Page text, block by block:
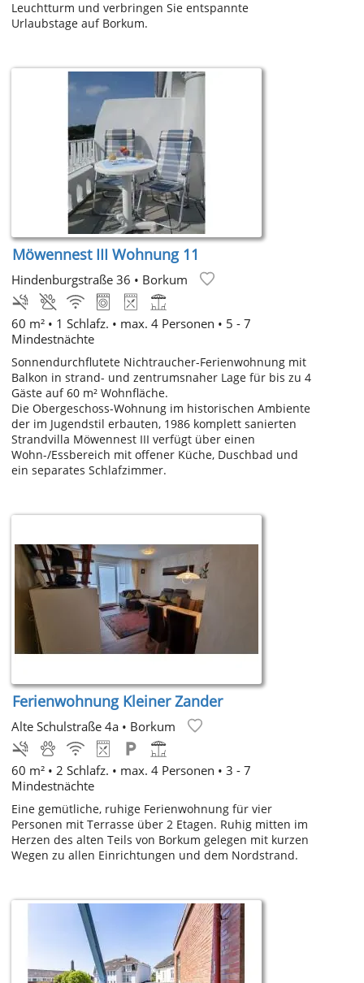
Leuchtturm und verbringen Sie entspannte
Urlaubstage auf Borkum.
Möwennest III Wohnung 11
Hindenburgstraße 36 • Borkum
60 m² • 1 Schlafz. • max. 4 Personen • 5 - 7
Mindestnächte
Sonnendurchflutete Nichtraucher-Ferienwohnung mit
Balkon in strand- und zentrumsnaher Lage für bis zu 4
Gäste auf 60 m² Wohnfläche.
Die Obergeschoss-Wohnung im historischen Ambiente
der im Jugendstil erbauten, 1986 komplett sanierten
Strandvilla Möwennest III verfügt über einen
Wohn-/Essbereich mit offener Küche, Duschbad und
ein separates Schlafzimmer.
Ferienwohnung Kleiner Zander
Alte Schulstraße 4a • Borkum
60 m² • 2 Schlafz. • max. 4 Personen • 3 - 7
Mindestnächte
Eine gemütliche, ruhige Ferienwohnung für vier
Personen mit Terrasse über 2 Etagen. Ruhig mitten im
Herzen des alten Teils von Borkum gelegen mit kurzen
Wegen zu allen Einrichtungen und dem Nordstrand.